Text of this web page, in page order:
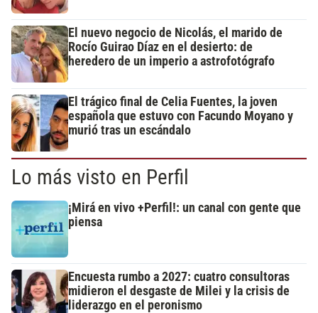
El nuevo negocio de Nicolás, el marido de
Rocío Guirao Díaz en el desierto: de
heredero de un imperio a astrofotógrafo
El trágico final de Celia Fuentes, la joven
española que estuvo con Facundo Moyano y
murió tras un escándalo
Lo más visto en Perfil
¡Mirá en vivo +Perfil!: un canal con gente que
piensa
Encuesta rumbo a 2027: cuatro consultoras
midieron el desgaste de Milei y la crisis de
liderazgo en el peronismo